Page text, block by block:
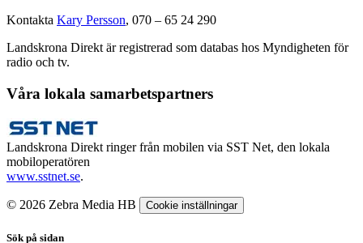
Kontakta Kary Persson, 070 – 65 24 290
Landskrona Direkt är registrerad som databas hos Myndigheten för
radio och tv.
Våra lokala samarbetspartners
Landskrona Direkt ringer från mobilen via SST Net, den lokala
mobiloperatören
www.sstnet.se.
© 2026 Zebra Media HB Cookie inställningar
Sök på sidan